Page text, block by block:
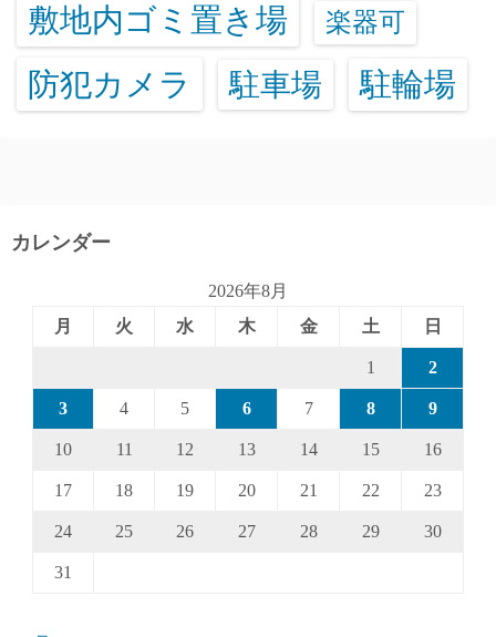
敷地内ゴミ置き場
楽器可
防犯カメラ 駐車場 駐輪場
カレンダー
2026年8月
月
火 水 木 金 土 日
1 2
3 4 5 6 7 8 9
10 11 12 13 14 15 16
17 18 19 20 21 22 23
24 25 26 27 28 29 30
31